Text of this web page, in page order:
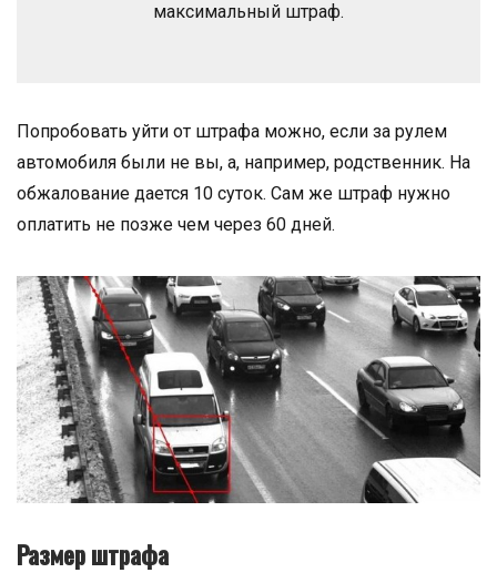
максимальный штраф.
Попробовать уйти от штрафа можно, если за рулем
автомобиля были не вы, а, например, родственник. На
обжалование дается 10 суток. Сам же штраф нужно
оплатить не позже чем через 60 дней.
Размер штрафа